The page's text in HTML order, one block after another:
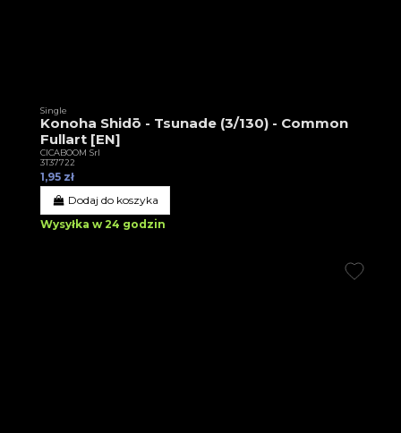
Single
Konoha Shidō - Tsunade (3/130) - Common
Fullart [EN]
CICABOOM Srl
3T37722
1,95 zł
Dodaj do koszyka
Wysyłka w 24 godzin